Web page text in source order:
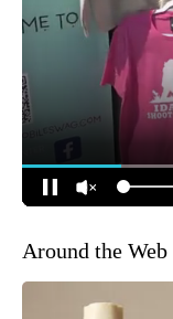
Around the Web